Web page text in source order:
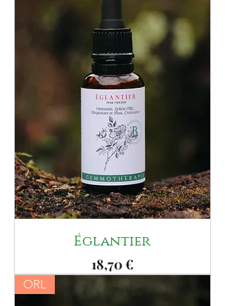
Églantier
Prix
18,70 €
ORL